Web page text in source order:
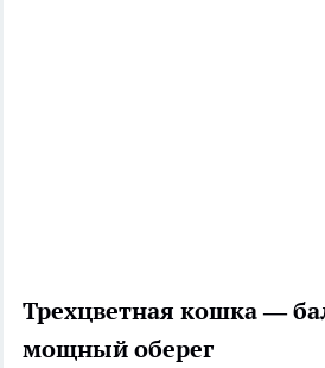
Трехцветная кошка —
мощный оберег